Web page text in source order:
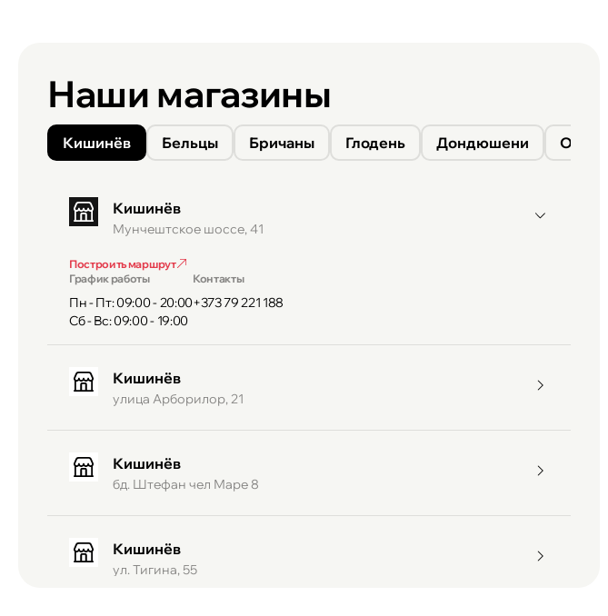
Наши магазины
Кишинёв Бельцы Бричаны Глодень Дондюшени Окница
Кишинёв
Мунчештское шоссе, 41
Построить маршрут
График работы
Пн - Пт: 09:00 - 20:00
Сб - Вс: 09:00 - 19:00
Контакты
+373 79 221 188
Кишинёв
улица Арборилор, 21
Кишинёв
бд. Штефан чел Маре 8
Кишинёв
ул. Тигина, 55